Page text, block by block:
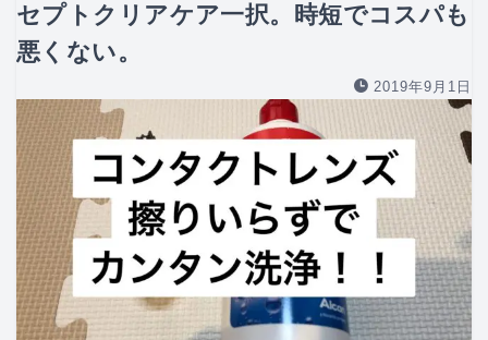
セプトクリアケア一択。時短でコスパも
悪くない。
2019年9月1日